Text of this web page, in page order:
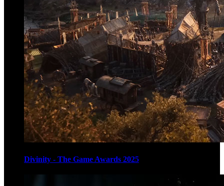
Divinity - The Game Awards 2025